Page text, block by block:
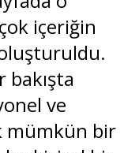
içeriğin
bakışta
ve
mümkün bir